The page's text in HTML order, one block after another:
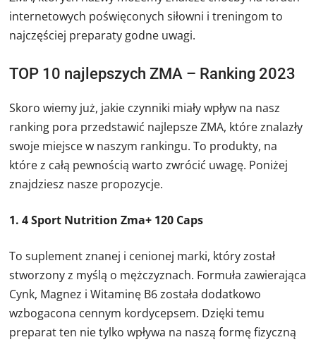
internetowych poświęconych siłowni i treningom to
najczęściej preparaty godne uwagi.
TOP 10 najlepszych ZMA – Ranking 2023
Skoro wiemy już, jakie czynniki miały wpływ na nasz
ranking pora przedstawić najlepsze ZMA, które znalazły
swoje miejsce w naszym rankingu. To produkty, na
które z całą pewnością warto zwrócić uwagę. Poniżej
znajdziesz nasze propozycje.
1. 4 Sport Nutrition Zma+ 120 Caps
To suplement znanej i cenionej marki, który został
stworzony z myślą o mężczyznach. Formuła zawierająca
Cynk, Magnez i Witaminę B6 została dodatkowo
wzbogacona cennym kordycepsem. Dzięki temu
preparat ten nie tylko wpływa na naszą formę fizyczną